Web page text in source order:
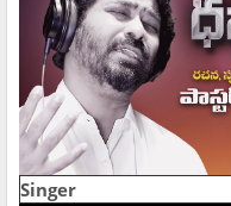
Singer